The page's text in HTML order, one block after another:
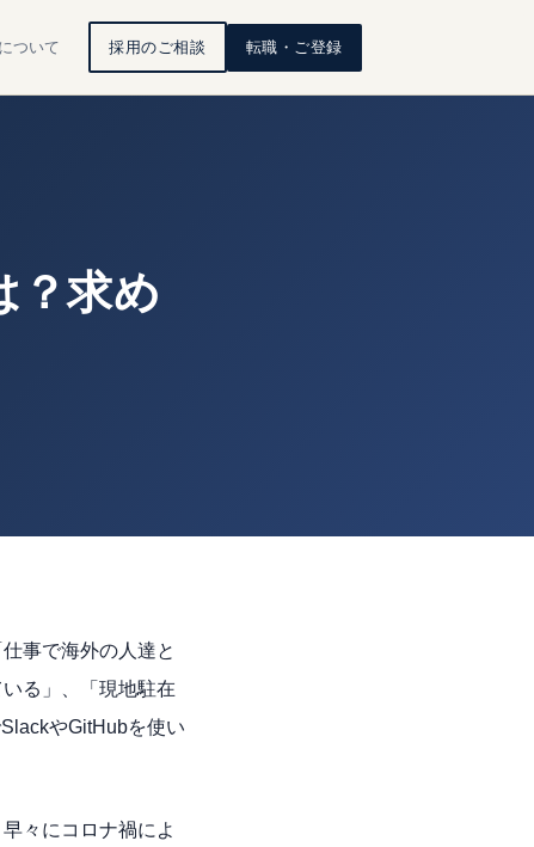
ついて 採用のご相談 転職・ご登録
？求め
事で海外の人達と
る」、「現地駐在
やGitHubを使い
々にコロナ禍によ